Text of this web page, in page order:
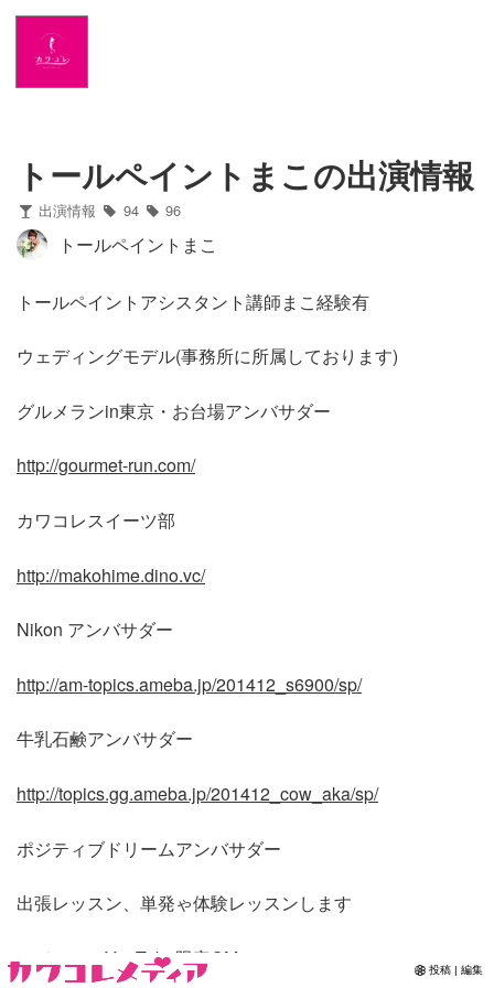
Home
News
ブログ
写真館
カワコレ
Contact
トールペイントまこの出演情報
出演情報 94 96
トールペイントまこ
トールペイントアシスタント講師まこ経験有
ウェディングモデル(事務所に所属しております)
グルメランin東京・お台場アンバサダー
http://gourmet-run.com/
カワコレスイーツ部
http://makohime.dino.vc/
Nikon アンバサダー
http://am-topics.ameba.jp/201412_s6900/sp/
牛乳石鹸アンバサダー
http://topics.gg.ameba.jp/201412_cow_aka/sp/
ポジティブドリームアンバサダー
出張レッスン、単発ゃ体験レッスンします
アジエンスYouTube限定CM 投稿 | 編集